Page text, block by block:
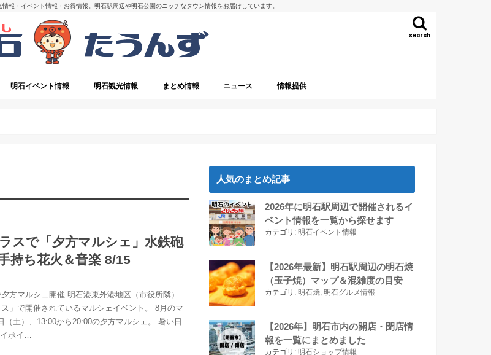
報・イベント情報・お得情報。明石駅周辺や明石公園のニッチなタウン情報をお届けしています。
search
明石イベント情報 明石観光情報 まとめ情報 ニュース 情報提供
スで「夕方マルシェ」水鉄砲
持ち花火＆音楽 8/15
方マルシェ開催 明石港東外港地区（市役所隣）
」で開催されているマルシェイベント。 8月のマ
（土）、13:00から20:00の夕方マルシェ。 暑い日
ポイ…
人気のまとめ記事
2026年に明石駅周辺で開催されるイ
ベント情報を一覧から探せます
カテゴリ: 明石イベント情報
【2026年最新】明石駅周辺の明石焼
（玉子焼）マップ＆混雑度の目安
カテゴリ: 明石焼 明石グルメ情報
【2026年】明石市内の開店・閉店情
報を一覧にまとめました
カテゴリ: 明石ショップ情報